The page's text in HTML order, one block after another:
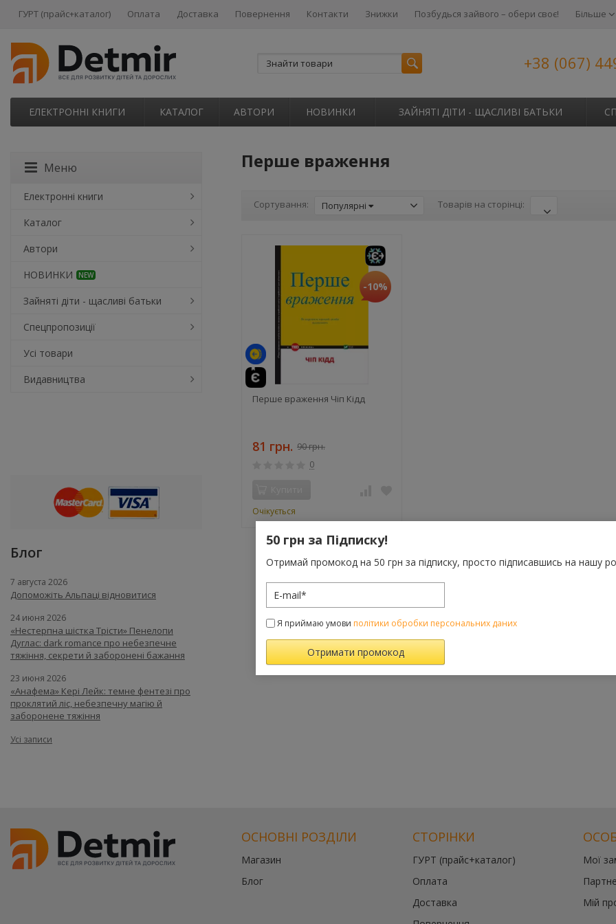
ГУРТ (прайс+каталог) Оплата Доставка Повернення Контакти Знижки Позбудься зайвого – обери своє! Більше
+38 (067)
ЕЛЕКТРОННІ КНИГИ КАТАЛОГ АВТОРИ НОВИНКИ ЗАЙНЯТІ ДІТИ - ЩАСЛИВІ БАТЬКИ
Перше враження
Сортування: Популярні Товарів на сторінці:
-10%
Перше враження Чіп Кідд
81 грн. 90 грн.
0
Очікується
Меню
Електронні книги
Каталог
Автори
НОВИНКИ
NEW
Зайняті діти - щасливі батьки
Спецпропозиції
Усі товари
Видавництва
Блог
7 августа 2026
Допоможіть Альпаці відновитися
24 июня 2026
«Нестерпна шістка Трісти» Пенелопи
Дуглас: dark romance про небезпечне
тяжіння, секрети й заборонені бажання
23 июня 2026
«Анафема» Кері Лейк: темне фентезі про
проклятий ліс, небезпечну магію й
заборонене тяжіння
Усі записи
ОСНОВНІ РОЗДІЛИ
Магазин
Блог
СТОРІНКИ
ГУРТ (прайс+каталог)
Оплата
Доставка
Мої
Мій
50 грн за Підписку!
Отримай промокод на 50 грн за підписку, просто підписавшись на нашу
Я приймаю умови політики обробки персональних даних